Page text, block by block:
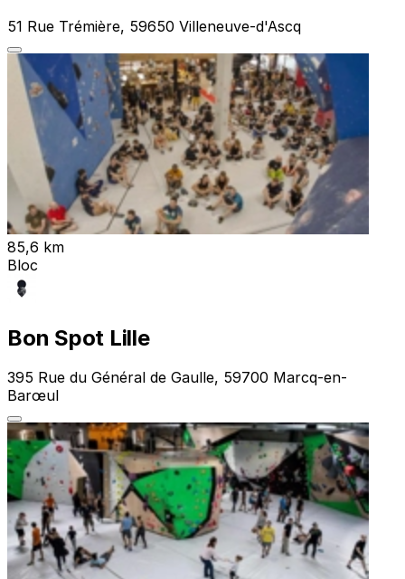
51 Rue Trémière, 59650 Villeneuve-d'Ascq
85,6 km
Bloc
Bon Spot Lille
395 Rue du Général de Gaulle, 59700 Marcq-en-
Barœul